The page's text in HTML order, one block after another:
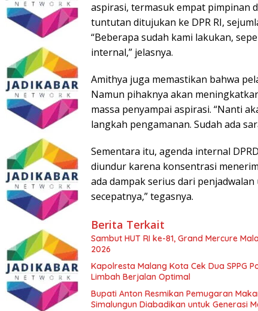
aspirasi, termasuk empat pimpinan
tuntutan ditujukan ke DPR RI,
“Beberapa sudah kami lakukan,
internal,” jelasnya.
Amithya juga memastikan bahwa
Namun pihaknya akan
massa penyampai aspirasi. “Nanti
langkah pengamanan. Sudah ada
Sementara itu, agenda internal
diundur karena konsentrasi
ada dampak serius dari
secepatnya,” tegasnya.
Berita Terkait
Sambut HUT RI ke-81, Grand Mercure
2026
Kapolresta Malang Kota Cek Dua SPPG
Limbah Berjalan Optimal
Bupati Anton Resmikan Pemugaran
Simalungun Diabadikan untuk Generasi